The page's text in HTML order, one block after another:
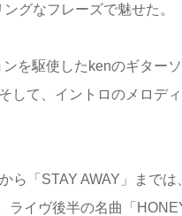
グなフレーズで魅せた。
を駆使したkenのギター
して、イントロのメロデ
ら「STAY AWAY」まで
ライヴ後半の名曲「